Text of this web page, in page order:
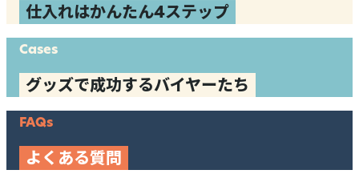
仕入れはかんたん4ステップ
Cases
グッズで成功するバイヤーたち
FAQs
よくある質問